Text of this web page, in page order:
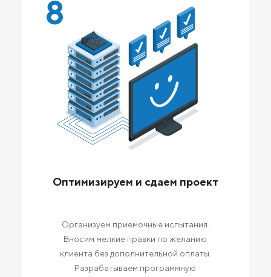
8
Оптимизируем и сдаем проект
Организуем приемочные испытания.
Вносим мелкие правки по желанию
клиента без дополнительной оплаты.
Разрабатываем программную